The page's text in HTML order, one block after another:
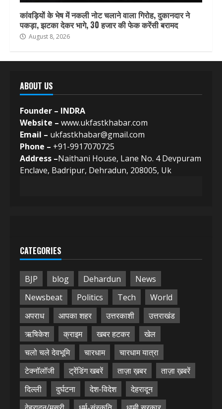
कांवड़ियों के भेष में नकली नोट चलाने वाला गिरोह, दुकानदार ने
पकड़ा, झटका देकर भागे, 30 हजार की फेक करेंसी बरामद
August 8, 2026
ABOUT US
Founder – INDRA
Website – www.ukfastkhabar.com
Email – ukfastkhabar@gmail.com
Phone – +91-9917070725
Address –Naithani House, Lane No. 4 Devpuram
Enclave, Badripur, Dehradun, 208005, Uk
CATEGORIES
BJP blog Dehardun
News
Newsbeat
Politics Tech
World
अपराध
आपका शहर उत्तरकाशी
उत्तराखंड
ऋषिकेश
क्राइम खबर हटकर
खेल
चलो चले देवभूमि
चारधाम
चारधाम यात्रा
टेक्नॉलॉजी
ट्रेंडिंग खबरें ताज़ा ख़बर
ताज़ा ख़बरें
दिल्ली
दुर्घटना देश-विदेश
देहरादून